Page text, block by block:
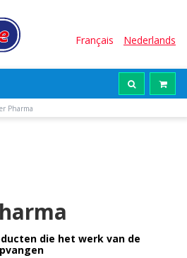
Français Nederlands
Pharma
die het werk van de